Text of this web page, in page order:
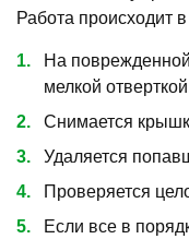
Работа происходит
На
мелкой
Снимается
Удаляется
Проверяется
Если все в